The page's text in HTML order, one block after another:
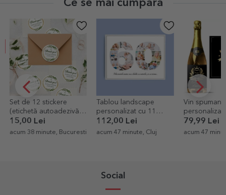
Ce se mai cumpără
Set de 12 stickere
(etichetă autoadezivă)
mărturii rotunde
personalizate cu mesaj
15,00 Lei
acum 38 minute, Bucuresti
Tablou landscape
personalizat cu 11
poze model numărul 60
și mesaj text
112,00 Lei
acum 47 minute, Cluj
Vin spumant
personalizat
Royalty
79,99 Lei
acum 47
Social